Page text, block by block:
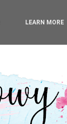
LEARN MORE